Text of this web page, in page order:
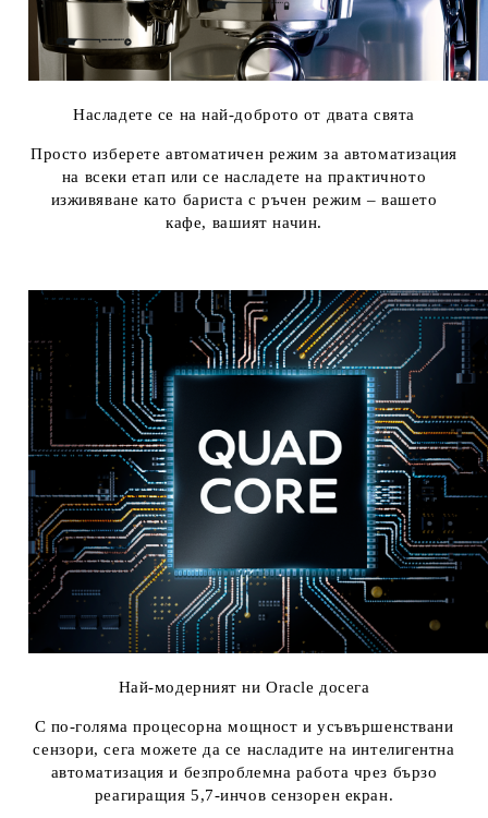
Насладете се на най-доброто от двата свята
Просто изберете автоматичен режим за автоматизация
на всеки етап или се насладете на практичното
изживяване като бариста с ръчен режим – вашето
кафе, вашият начин.
Най-модерният ни Oracle досега
С по-голяма процесорна мощност и усъвършенствани
сензори, сега можете да се насладите на интелигентна
автоматизация и безпроблемна работа чрез бързо
реагиращия 5,7-инчов сензорен екран.